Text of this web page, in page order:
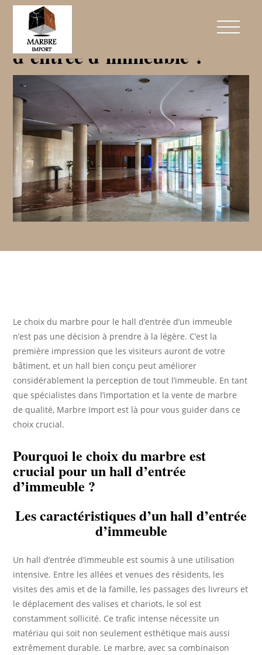
Quel marbre pour mon hall
d’entrée d’immeuble ?
Le choix du marbre pour le hall d’entrée d’un immeuble
n’est pas une décision à prendre à la légère. C’est la
première impression que les visiteurs auront de votre
bâtiment, et un hall bien conçu peut améliorer
considérablement la perception de tout l’immeuble. En tant
que spécialistes dans l’importation et la vente de marbre
de qualité, Marbre Import est là pour vous guider dans ce
choix crucial.
Pourquoi le choix du marbre est
crucial pour un hall d’entrée
d’immeuble ?
Les caractéristiques d’un hall d’entrée
d’immeuble
Un hall d’entrée d’immeuble est soumis à une utilisation
intensive. Entre les allées et venues des résidents, les
visites des amis et de la famille, les passages des livreurs et
le déplacement des valises et chariots, le sol est
constamment sollicité. Ce trafic intense nécessite un
matériau qui soit non seulement esthétique mais aussi
extrêmement durable. Le marbre, avec sa combinaison